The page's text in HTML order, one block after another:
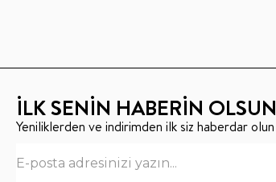
İLK SENİN HABERİN OLSUN
Yeniliklerden ve indirimden ilk siz haberdar olun